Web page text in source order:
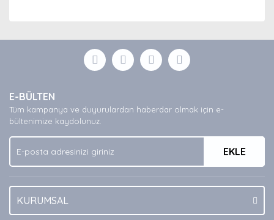
Yorum Yaz
formunu kullanarak tarafımıza iletebilirsiniz.
Görüş ve önerileriniz için teşekkür ederiz.
Ürün açıklamasında eksik bilgiler bulunuyor.
Ürün bilgilerinde hatalar bulunuyor.
Ürün fiyatı diğer sitelerden daha pahalı.
Bu ürüne benzer farklı alternatifler olmalı.
E-BÜLTEN
Tüm kampanya ve duyurulardan haberdar olmak için e-
bültenimize kaydolunuz.
EKLE
KURUMSAL